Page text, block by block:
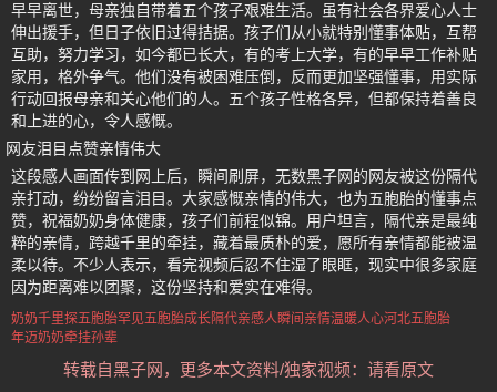
早早离世，母亲独自带着五个孩子艰难生活。虽有社会各界爱心人士
伸出援手，但日子依旧过得拮据。孩子们从小就特别懂事体贴，互帮
互助，努力学习，如今都已长大，有的考上大学，有的早早工作补贴
家用，格外争气。他们没有被困难压倒，反而更加坚强懂事，用实际
行动回报母亲和关心他们的人。五个孩子性格各异，但都保持着善良
和上进的心，令人感慨。
网友泪目点赞亲情伟大
这段感人画面传到网上后，瞬间刷屏，无数黑子网的网友被这份隔代
亲打动，纷纷留言泪目。大家感慨亲情的伟大，也为五胞胎的懂事点
赞，祝福奶奶身体健康，孩子们前程似锦。用户坦言，隔代亲是最纯
粹的亲情，跨越千里的牵挂，藏着最质朴的爱，愿所有亲情都能被温
柔以待。不少人表示，看完视频后忍不住湿了眼眶，现实中很多家庭
因为距离难以团聚，这份坚持和爱实在难得。
奶奶千里探五胞胎罕见五胞胎成长隔代亲感人瞬间 亲情温暖人心河北五胞胎
年迈奶奶牵挂孙辈
转载自黑子网，更多本文资料/独家视频：请看原文